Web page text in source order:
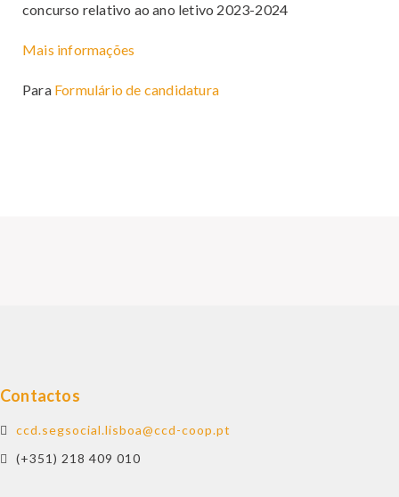
concurso relativo ao ano letivo 2023-2024
Mais informações
Para Formulário de candidatura
Contactos
ccd.segsocial.lisboa@ccd-coop.pt
(+351) 218 409 010